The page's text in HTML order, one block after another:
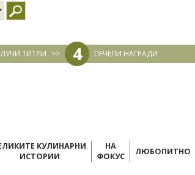
ТИТЛИ >> 4 ПЕЧЕЛИ НАГРАДИ
КУЛИНАРНИ
ИСТОРИИ
НА
ФОКУС
ЛЮБОПИТНО